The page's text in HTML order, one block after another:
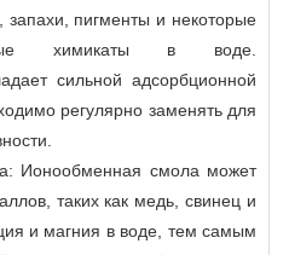
запахи, пигменты и некоторые
химикаты в воде.
сильной адсорбционной
регулярно заменять для
смола может
таких как медь, свинец и
и магния в воде, тем самым